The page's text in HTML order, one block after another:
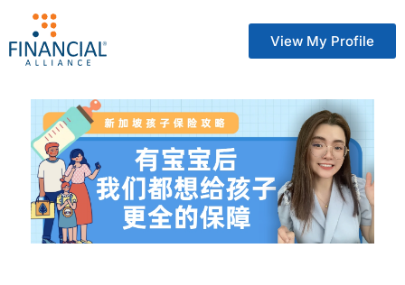
View My Profile